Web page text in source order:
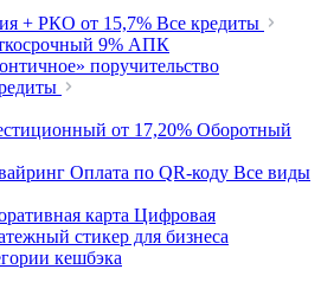
+ РКО от 15,7% Все кредиты
9% АПК
поручительство
от 17,20% Оборотный
Оплата по QR-коду Все виды
карта Цифровая
стикер для бизнеса
кешбэка